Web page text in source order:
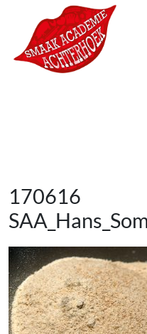
Ga naar de inhoud
Hoofdnavigatie
170616